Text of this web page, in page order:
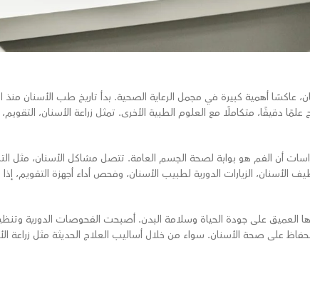
عاكسًا أهمية كبيرة في مجمل الرعاية الصحية. بدأ تاريخ طب الأسنان
دقيقًا، متكاملًا مع العلوم الطبية الأخرى. تمثل زراعة الأسنان،
أن الفم هو بوابة لصحة الجسم العامة. تتصل مشاكل الأسنان،
الزيارات الدورية لطبيب الأسنان، وفحص أداء أجهزة التقويم،
العميق على جودة الحياة وسلامة البدن. أصبحت الفحوصات الدورية
على صحة الأسنان. سواء من خلال أساليب العلاج الحديثة مثل زراعة